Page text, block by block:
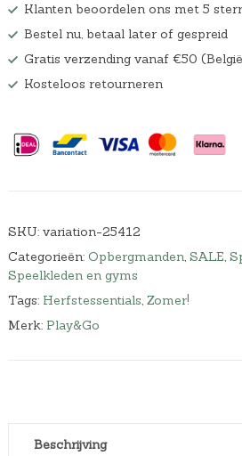
Klanten beoordelen ons met 5
Bestel nu, betaal later of gespreid
Gratis verzending vanaf €50
Kosteloos retourneren
SKU: variation-25412
Categorieën: Opbergmanden, SALE,
Speelkleden en gyms
Tags: Herfstessentials, Zomer!
Merk: Play&Go
Beschrijving